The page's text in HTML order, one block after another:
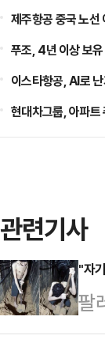
제주항공 중국 노
푸조, 4년 이상 보
이스타항공, AI로
현대차그룹, 아파
관련기사
"자
팔
한